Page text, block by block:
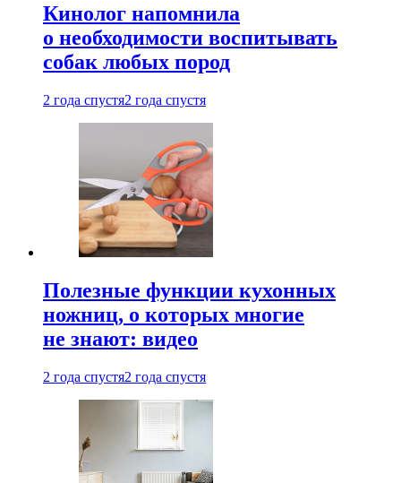
Кинолог напомнила
о необходимости воспитывать
собак любых пород
2 года спустя2 года спустя
Полезные функции кухонных
ножниц, о которых многие
не знают: видео
2 года спустя2 года спустя